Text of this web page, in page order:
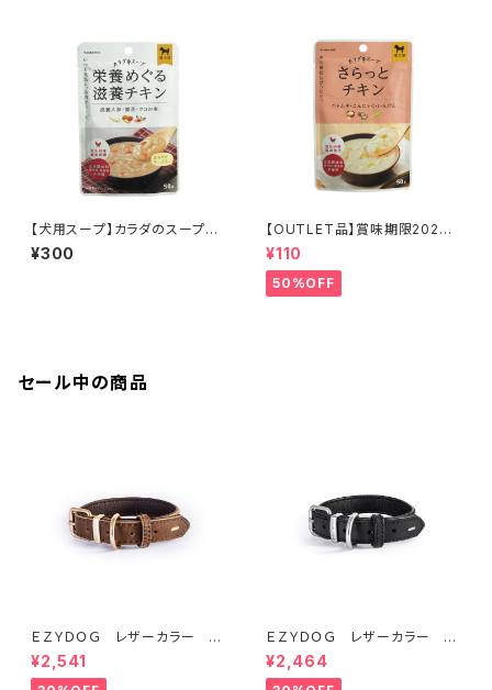
【犬用スープ】カラダのスープ
栄養めぐる滋養チキン 50g
¥300
【OUTLET品】賞味期限2026
年10月31日【犬用スープ】カラダ
のスープ さらっとチキン 50g
¥110
50%OFF
セール中の商品
ＥＺＹＤＯＧ レザーカラー M
(全2色)
¥2,541
ＥＺＹＤＯＧ レザーカラー S
(全2色)
¥2,464